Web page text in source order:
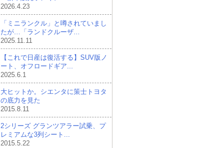
2026.4.23
「ミニランクル」と噂されていまし
たが…「ランドクルーザ...
2025.11.11
【これで日産は復活する】SUV版ノ
ート、オフロードギア...
2025.6.1
大ヒットか。シエンタに策士トヨタ
の底力を見た
2015.8.11
2シリーズ グランツアラー試乗、プ
レミアムな3列シート...
2015.5.22